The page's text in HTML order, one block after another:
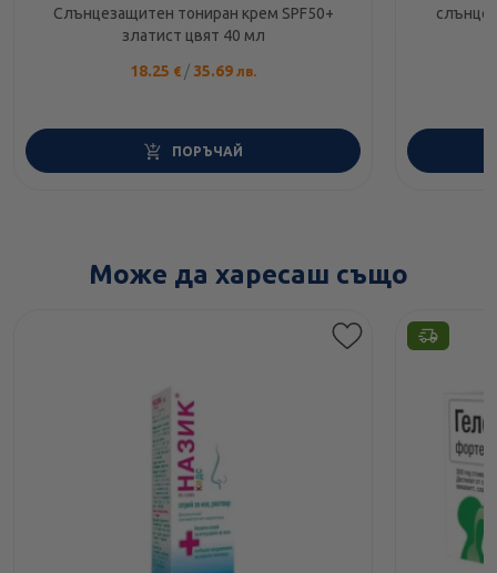
Слънцезащитен тониран крем SPF50+
златист цвят 40 мл
18.25 € / 35.69 лв.
ПОРЪЧАЙ
Може да харесаш също